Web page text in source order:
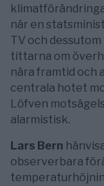
när en
TV och
tittarna om
nära framtid och
centrala hotet
Löfven
alarmistisk.
Lars Bern
observerbara